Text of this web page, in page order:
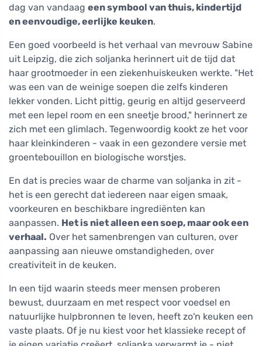
dag van vandaag een symbool van thuis, kindertijd
en eenvoudige, eerlijke keuken.
Een goed voorbeeld is het verhaal van mevrouw Sabine
uit Leipzig, die zich soljanka herinnert uit de tijd dat
haar grootmoeder in een ziekenhuiskeuken werkte. "Het
was een van de weinige soepen die zelfs kinderen
lekker vonden. Licht pittig, geurig en altijd geserveerd
met een lepel room en een sneetje brood," herinnert ze
zich met een glimlach. Tegenwoordig kookt ze het voor
haar kleinkinderen - vaak in een gezondere versie met
groentebouillon en biologische worstjes.
En dat is precies waar de charme van soljanka in zit -
het is een gerecht dat iedereen naar eigen smaak,
voorkeuren en beschikbare ingrediënten kan
aanpassen. Het is niet alleen een soep, maar ook een
verhaal. Over het samenbrengen van culturen, over
aanpassing aan nieuwe omstandigheden, over
creativiteit in de keuken.
In een tijd waarin steeds meer mensen proberen
bewust, duurzaam en met respect voor voedsel en
natuurlijke hulpbronnen te leven, heeft zo'n keuken een
vaste plaats. Of je nu kiest voor het klassieke recept of